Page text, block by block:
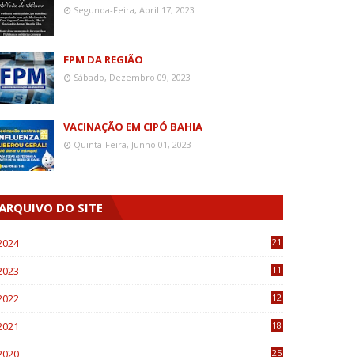
Segunda-Feira, Abril 17, 2023
FPM DA REGIÃO
Sábado, Dezembro 09, 2023
VACINAÇÃO EM CIPÓ BAHIA
Quinta-Feira, Junho 01, 2023
DO SITE
21
11
12
18
25